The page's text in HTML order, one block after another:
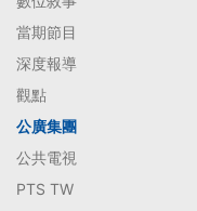
當期節目
深度報導
觀點
公廣集團
公共電視
PTS TW